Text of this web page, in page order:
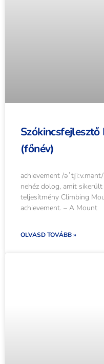
(főnév)
achievement /
nehéz dolog, amit
teljesítmény Climbing
achievement. – A Mount
OLVASD TOVÁBB »